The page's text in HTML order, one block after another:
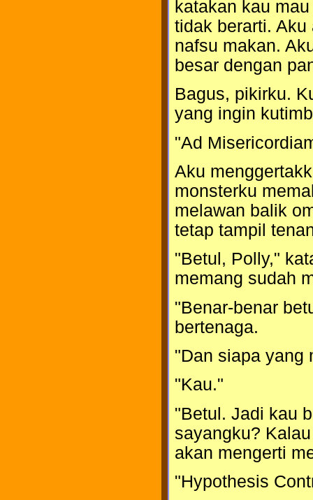
katakan kau
tidak berarti.
nafsu makan.
besar dengan
Bagus, pikirku.
yang ingin
"Ad
Aku
monsterku
melawan balik
tetap tampil
"Betul, Polly,"
memang sudah
"Benar-benar
bertenaga.
"Dan siapa yang
"Kau."
"Betul. Jadi kau
sayangku?
akan mengerti
"Hypothesis